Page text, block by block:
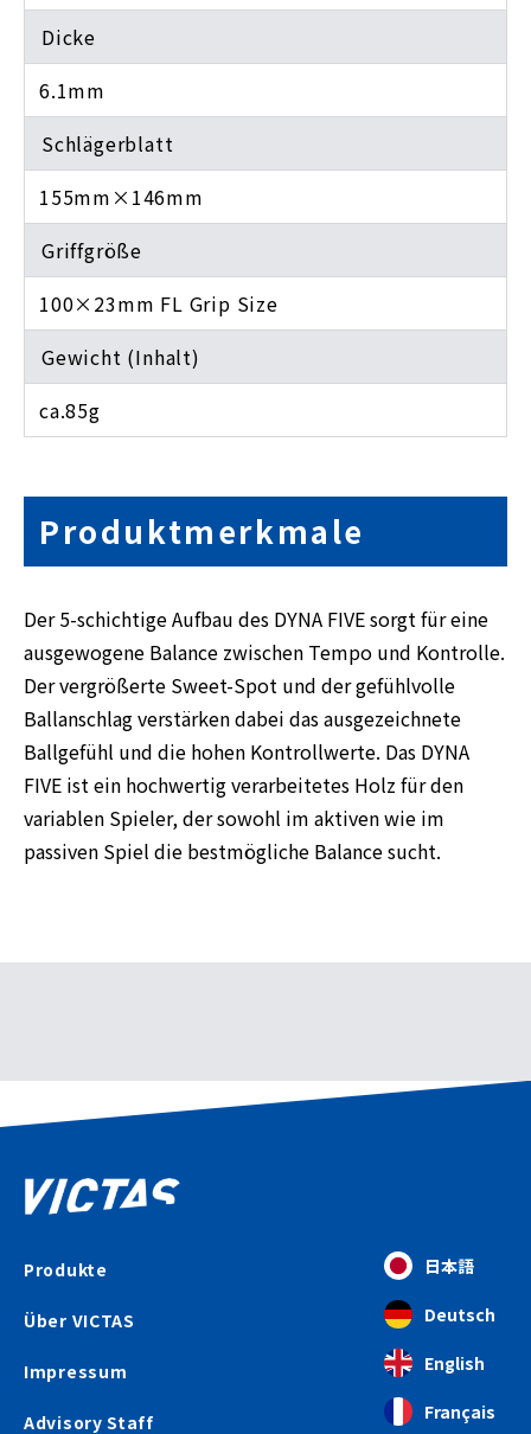
Dicke
6.1mm
Schlägerblatt
155mm×146mm
Griffgröße
100×23mm FL Grip Size
Gewicht (Inhalt)
ca.85g
Produktmerkmale
Der 5-schichtige Aufbau des DYNA FIVE sorgt für eine
ausgewogene Balance zwischen Tempo und Kontrolle.
Der vergrößerte Sweet-Spot und der gefühlvolle
Ballanschlag verstärken dabei das ausgezeichnete
Ballgefühl und die hohen Kontrollwerte. Das DYNA
FIVE ist ein hochwertig verarbeitetes Holz für den
variablen Spieler, der sowohl im aktiven wie im
passiven Spiel die bestmögliche Balance sucht.
Produkte
Über VICTAS
Impressum
Advisory Staff
日本語
Deutsch
English
Français